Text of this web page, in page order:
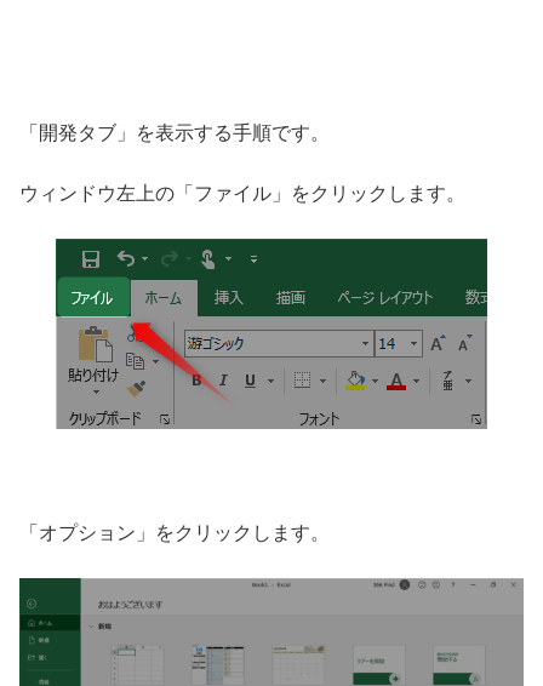
「開発タブ」を表示する手順です。
ウィンドウ左上の「ファイル」をクリックします。
「オプション」をクリックします。